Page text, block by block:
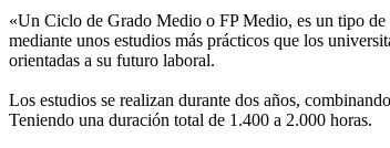
«Un Ciclo de Grado Medio o FP Medio, es un tipo de
mediante unos estudios más prácticos que los
orientadas a su futuro laboral.
Los estudios se realizan durante dos años,
Teniendo una duración total de 1.400 a 2.000 horas.